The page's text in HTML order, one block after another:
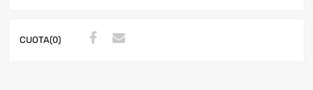
CUOTA(0)